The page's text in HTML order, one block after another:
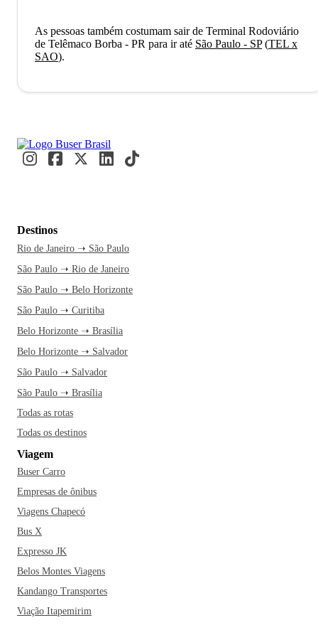
As pessoas também costumam sair de Terminal Rodoviário
de Telêmaco Borba - PR para ir até São Paulo - SP(TEL x
SAO).
Destinos
Rio de Janeiro ➝ São Paulo
São Paulo ➝ Rio de Janeiro
São Paulo ➝ Belo Horizonte
São Paulo ➝ Curitiba
Belo Horizonte ➝ Brasília
Belo Horizonte ➝ Salvador
São Paulo ➝ Salvador
São Paulo ➝ Brasília
Todas as rotas
Todas os destinos
Viagem
Buser Carro
Empresas de ônibus
Viagens Chapecó
Bus X
Expresso JK
Belos Montes Viagens
Kandango Transportes
Viação Itapemirim